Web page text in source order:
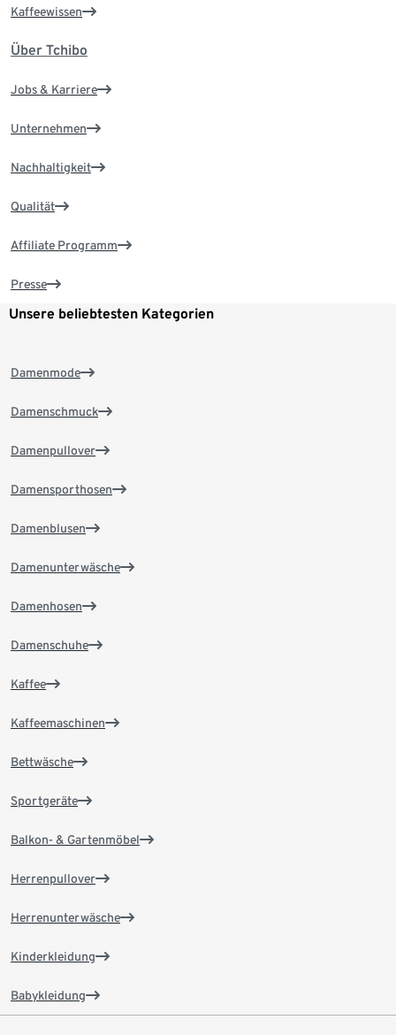
Kaffeewissen
Über Tchibo
Jobs & Karriere
Unternehmen
Nachhaltigkeit
Qualität
Affiliate Programm
Presse
Unsere beliebtesten Kategorien
Damenmode
Damenschmuck
Damenpullover
Damensporthosen
Damenblusen
Damenunterwäsche
Damenhosen
Damenschuhe
Kaffee
Kaffeemaschinen
Bettwäsche
Sportgeräte
Balkon- & Gartenmöbel
Herrenpullover
Herrenunterwäsche
Kinderkleidung
Babykleidung